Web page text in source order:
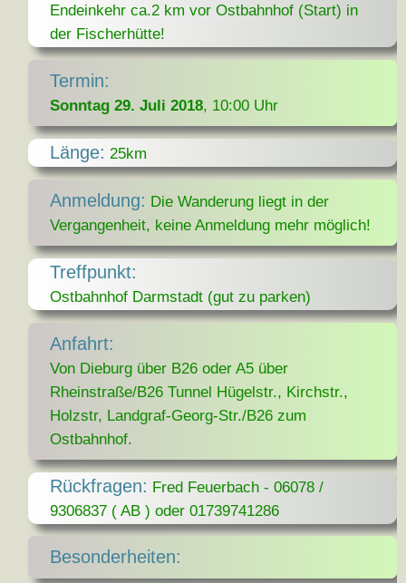
Endeinkehr ca.2 km vor Ostbahnhof (Start) in
der Fischerhütte!
Termin:
Sonntag 29. Juli 2018, 10:00 Uhr
Länge: 25km
Anmeldung: Die Wanderung liegt in der
Vergangenheit, keine Anmeldung mehr möglich!
Treffpunkt:
Ostbahnhof Darmstadt (gut zu parken)
Anfahrt:
Von Dieburg über B26 oder A5 über
Rheinstraße/B26 Tunnel Hügelstr., Kirchstr.,
Holzstr, Landgraf-Georg-Str./B26 zum
Ostbahnhof.
Rückfragen: Fred Feuerbach - 06078 /
9306837 ( AB ) oder 01739741286
Besonderheiten: